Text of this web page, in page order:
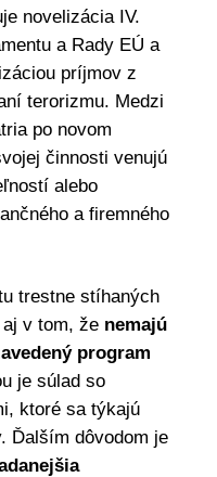
novelizácia IV.
a Rady EÚ a
príjmov z
terorizmu. Medzi
po novom
činnosti venujú
alebo
a firemného
trestne stíhaných
v tom, že nemajú
program
je súlad so
ktoré sa týkajú
Ďalším dôvodom je